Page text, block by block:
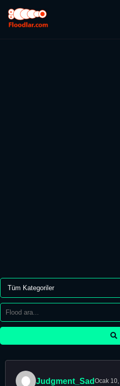
Judgment_Sad Ocak